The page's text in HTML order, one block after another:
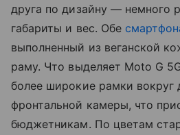
друга по дизайну — немного
габариты и вес. Обе
выполненный из веганской
раму. Что выделяет Moto G
более широкие рамки вокруг
фронтальной камеры, что
бюджетникам. По цветам